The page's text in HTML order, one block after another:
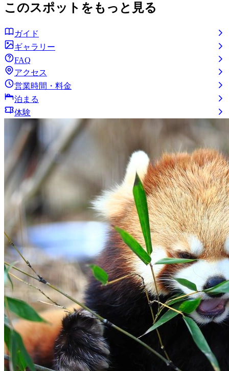
このスポットをもっと見る
ガイド
ギャラリー
FAQ
アクセス
営業時間・料金
泊まる
体験